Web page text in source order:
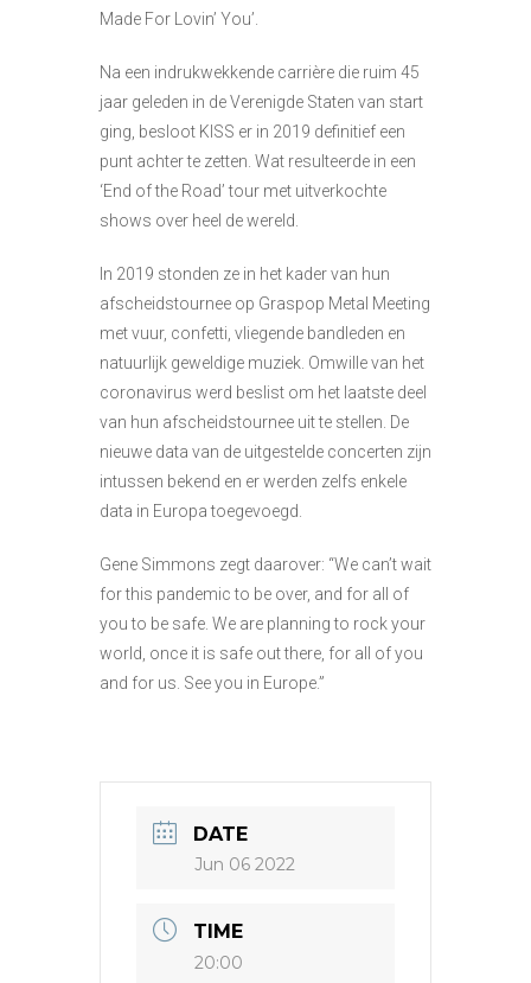
Made For Lovin’ You’.
Na een indrukwekkende carrière die ruim 45
jaar geleden in de Verenigde Staten van start
ging, besloot KISS er in 2019 definitief een
punt achter te zetten. Wat resulteerde in een
‘End of the Road’ tour met uitverkochte
shows over heel de wereld.
In 2019 stonden ze in het kader van hun
afscheidstournee op Graspop Metal Meeting
met vuur, confetti, vliegende bandleden en
natuurlijk geweldige muziek. Omwille van het
coronavirus werd beslist om het laatste deel
van hun afscheidstournee uit te stellen. De
nieuwe data van de uitgestelde concerten zijn
intussen bekend en er werden zelfs enkele
data in Europa toegevoegd.
Gene Simmons zegt daarover: “We can’t wait
for this pandemic to be over, and for all of
you to be safe. We are planning to rock your
world, once it is safe out there, for all of you
and for us. See you in Europe.”
DATE
Jun 06 2022
TIME
20:00